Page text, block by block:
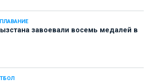
ПЛАВАНИЕ
завоевали восемь медалей в